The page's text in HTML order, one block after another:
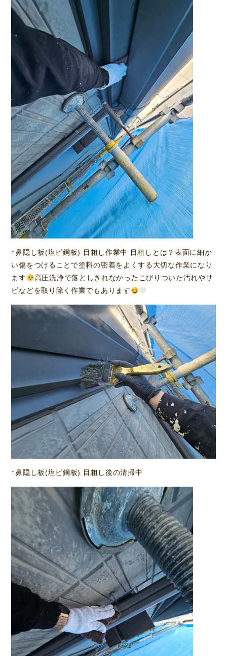
↑鼻隠し板(塩ビ鋼板) 目粗し作業中 目粗しとは？表面に細か
い傷をつけることで塗料の密着をよくする大切な作業になり
ます
高圧洗浄で落としきれなかったこびりついた汚れやサ
ビなどを取り除く作業でもあります
↑鼻隠し板(塩ビ鋼板) 目粗し後の清掃中